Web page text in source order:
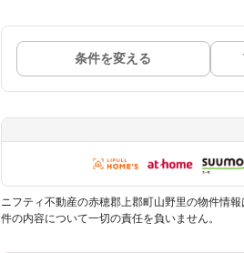
条件を変える
ニフティ不動産の赤穂郡上郡町山野里の物件情
件の内容について一切の責任を負いません。